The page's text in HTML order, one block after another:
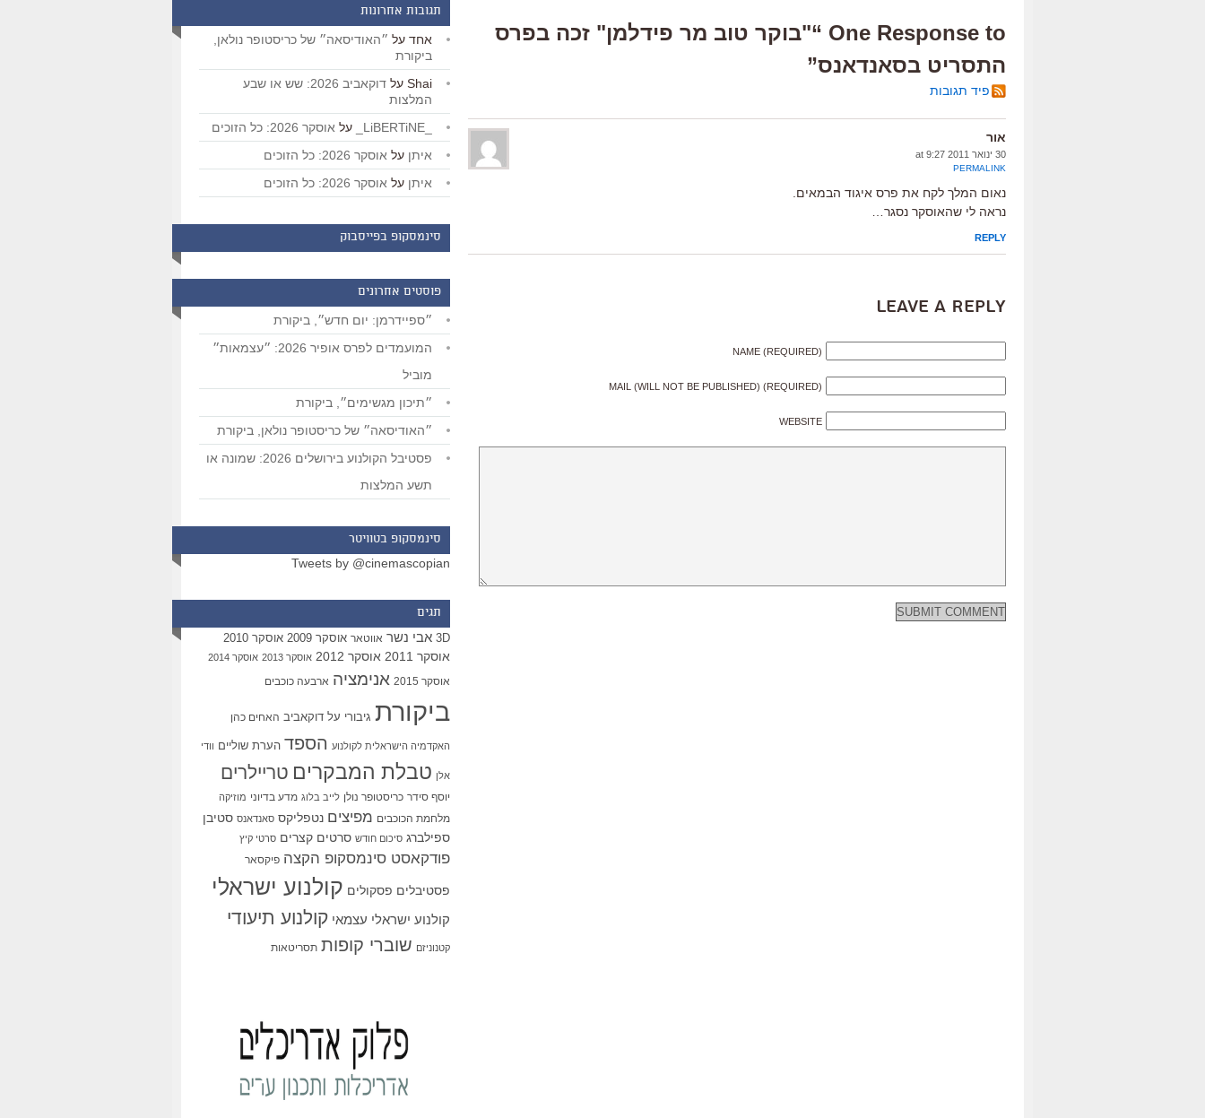
One Response to “"בוקר טוב מר פידלמן" זכה בפרס
התסריט בסאנדאנס”
פיד תגובות
אור
30 ינואר 2011 at 9:27
PERMALINK
נאום המלך לקח את פרס איגוד הבמאים.
נראה לי שהאוסקר נסגר…
REPLY
Leave a Reply
NAME (REQUIRED)
MAIL (WILL NOT BE PUBLISHED) (REQUIRED)
WEBSITE
תגובות אחרונות
אחד על ״האודיסאה״ של כריסטופר נולאן,
ביקורת
Shai על
דוקאביב 2026: שש או שבע
המלצות
על אוסקר 2026: כל הזוכים
איתן על אוסקר 2026: כל הזוכים
איתן על אוסקר 2026: כל הזוכים
סינמסקופ בפייסבוק
פוסטים אחרונים
״ספיידרמן: יום חדש״, ביקורת
המועמדים לפרס אופיר 2026: ״עצמאות״
מוביל
״תיכון מגשימים״, ביקורת
״האודיסאה״ של כריסטופר נולאן, ביקורת
פסטיבל הקולנוע בירושלים 2026: שמונה או
תשע המלצות
סינמסקופ בטוויטר
Tweets by @cinemascopian
תגים
3D אבי נשר אווטאר אוסקר 2009 אוסקר 2010
אוסקר 2011 אוסקר 2012 אוסקר 2013 אוסקר 2014
אוסקר 2015 אנימציה ארבעה כוכבים
ביקורת גיבורי על דוקאביב האחים כהן
האקדמיה הישראלית לקולנוע הספד הערת שוליים וודי
אלן טבלת המבקרים טריילרים
יוסף סידר כריסטופר נולן לייב בלוג מדע בדיוני מוזיקה
מלחמת הכוכבים מפיצים נטפליקס סאנדאנס סטיבן
ספילברג סיכום חודש סרטים קצרים סרטי קיץ
פודקאסט סינמסקופ הקצה פיקסאר
פסטיבלים פסקולים קולנוע ישראלי
קולנוע ישראלי עצמאי קולנוע תיעודי
קטנוניזם שוברי קופות תסריטאות